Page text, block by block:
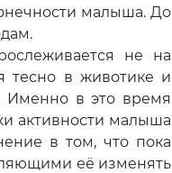
малыша. До
не на
тесно в животике и
Именно в это время
активности малыша
в том, что пока
её изменять